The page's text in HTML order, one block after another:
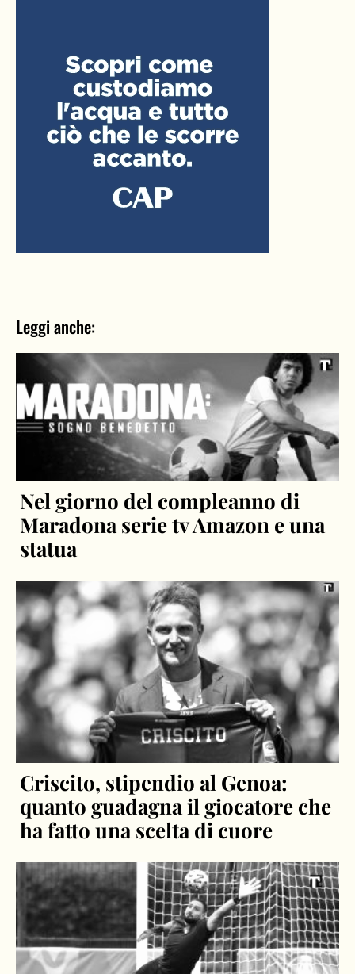
Leggi anche:
Nel giorno del compleanno di
Maradona serie tv Amazon e una
statua
Criscito, stipendio al Genoa:
quanto guadagna il giocatore che
ha fatto una scelta di cuore